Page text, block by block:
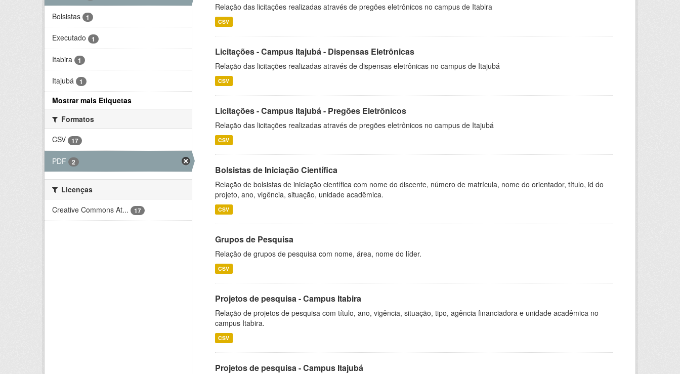
Bolsistas 1
Executado 1
Itabira 1
Itajubá 1
Mostrar mais Etiquetas
Formatos
CSV
17
PDF 2
Licenças
Creative Commons At...
17
Relação das licitações realizadas através de pregões eletrônicos no campus de Itabira
CSV
Licitações - Campus Itajubá - Dispensas Eletrônicas
Relação das licitações realizadas através de dispensas eletrônicas no campus de Itajubá
CSV
Licitações - Campus Itajubá - Pregões Eletrônicos
Relação das licitações realizadas através de pregões eletrônicos no campus de Itajubá
CSV
Bolsistas de Iniciação Científica
Relação de bolsistas de iniciação científica com nome do discente, número de matrícula, nome do orientador, título, id do
projeto, ano, vigência, situação, unidade acadêmica.
CSV
Grupos de Pesquisa
Relação de grupos de pesquisa com nome, área, nome do líder.
CSV
Projetos de pesquisa - Campus Itabira
Relação de projetos de pesquisa com título, ano, vigência, situação, tipo, agência financiadora e unidade acadêmica no
campus Itabira.
CSV
Projetos de pesquisa - Campus Itajubá